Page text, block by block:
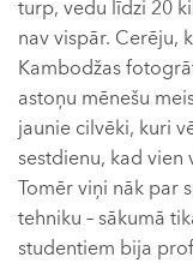
turp, vedu līdzi 20
nav vispār. Cerēju,
Kambodžas
astoņu mēnešu
jaunie cilvēki, kuri
sestdienu, kad vien
Tomēr viņi nāk par
tehniku – sākumā
studentiem bija